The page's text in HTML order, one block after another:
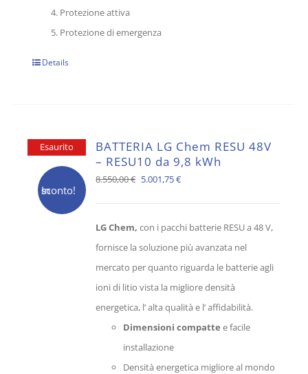
Protezione attiva
Protezione di emergenza
Details
Esaurito
In sconto!
BATTERIA LG Chem RESU 48V
– RESU10 da 9,8 kWh
8.550,00€ Il
5.001,75€Il
LG Chem, con i pacchi batterie RESU a 48 V,
fornisce la soluzione più avanzata nel
mercato per quanto riguarda le batterie agli
ioni di litio vista la migliore densità
energetica, l’ alta qualità e l’ affidabilità.
Dimensioni compatte e facile
installazione
Densità energetica migliore al mondo